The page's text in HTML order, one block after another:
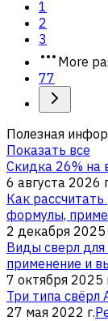
1
2
3
More
77
Полезная
Показать все
Скидка 26% на
6 августа 2026
Как
формулы,
2 декабря 2025
Виды сверл для
применение и
7 октября 2025
Три типа свёрл
27 мая 2022 г.